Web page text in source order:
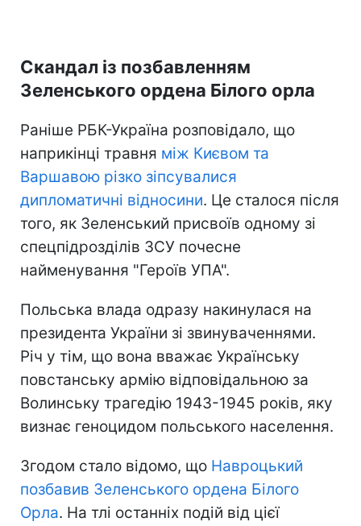
Скандал із позбавленням
Зеленського ордена Білого орла
Раніше РБК-Україна розповідало, що
наприкінці травня між Києвом та
Варшавою різко зіпсувалися
дипломатичні відносини. Це сталося після
того, як Зеленський присвоїв одному зі
спецпідрозділів ЗСУ почесне
найменування "Героїв УПА".
Польська влада одразу накинулася на
президента України зі звинуваченнями.
Річ у тім, що вона вважає Українську
повстанську армію відповідальною за
Волинську трагедію 1943-1945 років, яку
визнає геноцидом польського населення.
Згодом стало відомо, що Навроцький
позбавив Зеленського ордена Білого
Орла. На тлі останніх подій від цієї